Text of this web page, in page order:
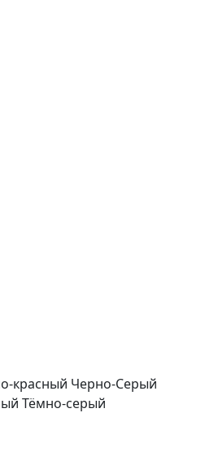
красный Черно-Серый
Тёмно-серый